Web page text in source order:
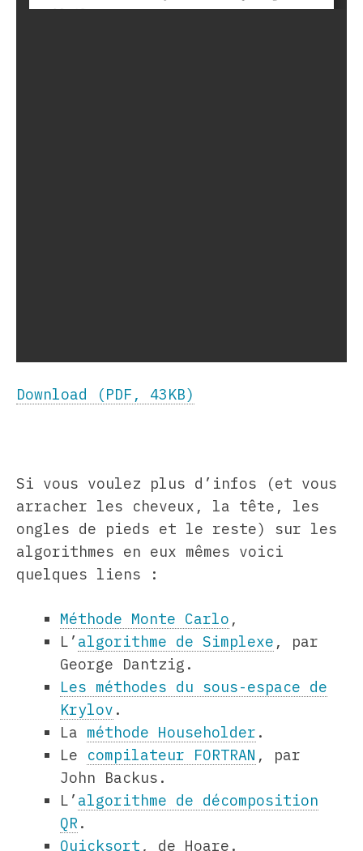
Download (PDF, 43KB)
Si vous voulez plus d’infos (et vous
arracher les cheveux, la tête, les
ongles de pieds et le reste) sur les
algorithmes en eux mêmes voici
quelques liens :
Méthode Monte Carlo ,
L’ algorithme de Simplexe , par
George Dantzig.
Les méthodes du sous-espace de
Krylov .
La méthode Householder .
Le compilateur FORTRAN , par
John Backus.
L’ algorithme de décomposition
QR .
Quicksort , de Hoare.